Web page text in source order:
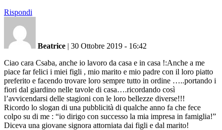
Rispondi
Beatrice | 30 Ottobre 2019 - 16:42
Ciao cara Csaba, anche io lavoro da casa e in casa !:Anche a me
piace far felici i miei figli , mio marito e mio padre con il loro piatto
preferito e facendo trovare loro sempre tutto in ordine …..portando i
fiori dal giardino nelle tavole di casa….ricordando così
l’avvicendarsi delle stagioni con le loro bellezze diverse!!!
Ricordo lo slogan di una pubblicità di qualche anno fa che fece
colpo su di me : “io dirigo con successo la mia impresa in famiglia!”
Diceva una giovane signora attorniata dai figli e dal marito!